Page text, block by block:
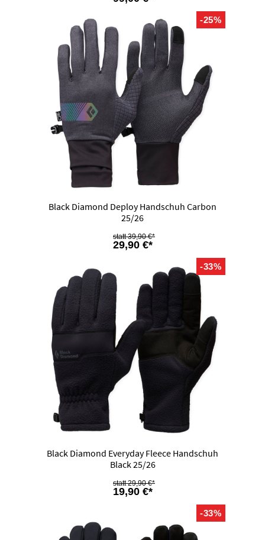
-25%
Black Diamond Deploy Handschuh Carbon
25/26
29,90 €*
39,90 €*
-33%
Black Diamond Everyday Fleece Handschuh
Black 25/26
19,90 €*
29,90 €*
-33%